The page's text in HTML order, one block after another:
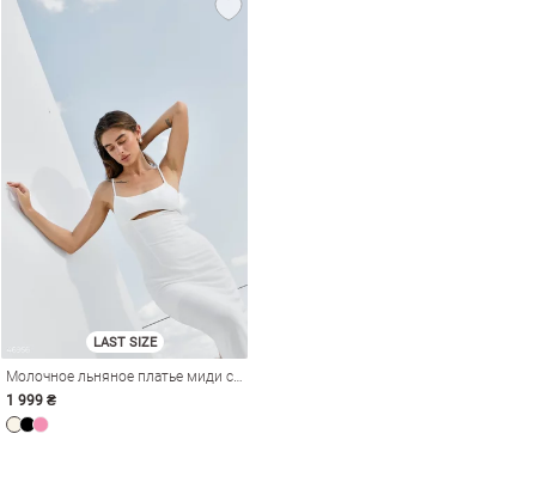
LAST SIZE
Молочное льняное платье миди с разрезом
1 999 ₴